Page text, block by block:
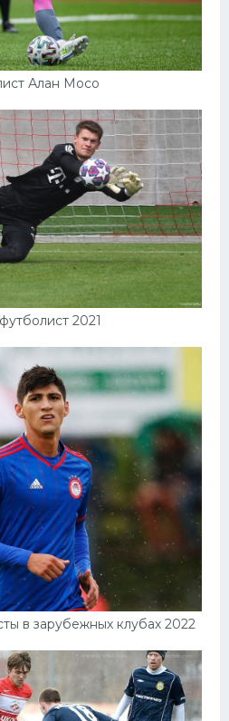
Алан Мосо
2021
в зарубежных клубах 2022